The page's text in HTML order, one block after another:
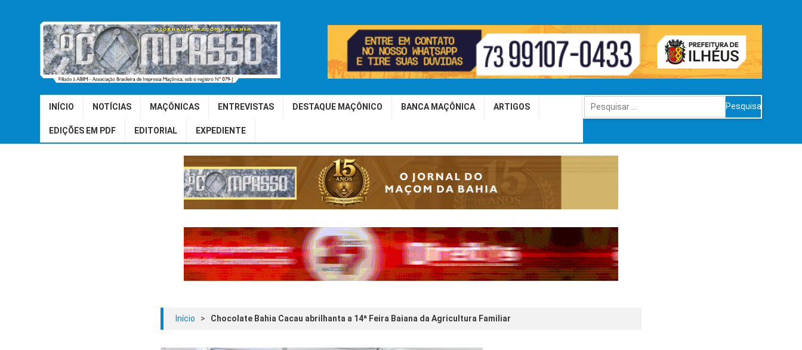
INÍCIO NOTÍCIAS MAÇÔNICAS ENTREVISTAS DESTAQUE MAÇÔNICO BANCA MAÇÔNICA ARTIGOS
EDIÇÕES EM PDF EDITORIAL EXPEDIENTE
Pesquisar
por:
Início > Chocolate Bahia Cacau abrilhanta a 14ª Feira Baiana da Agricultura Familiar